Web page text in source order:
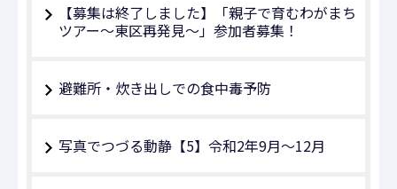
【募集は終了しました】「親子で育むわがまち
ツアー～東区再発見～」参加者募集！
避難所・炊き出しでの食中毒予防
写真でつづる動静【5】令和2年9月～12月